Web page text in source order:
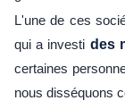
L'une de ces
qui a investi des
certaines
nous disséquons